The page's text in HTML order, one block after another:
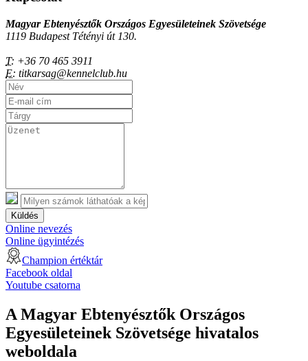
Magyar Ebtenyésztők Országos Egyesületeinek Szövetsége
1119 Budapest Tétényi út 130.
T: +36 70 465 3911
E: titkarsag@kennelclub.hu
Küldés
Online nevezés
Online ügyintézés
Champion értéktár
Facebook oldal
Youtube csatorna
A Magyar Ebtenyésztők Országos
Egyesületeinek Szövetsége hivatalos
weboldala